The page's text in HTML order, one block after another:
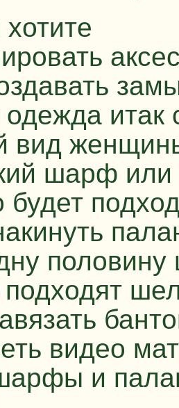
одежда итак
вид
шарф или
будет
подходят
видео
и